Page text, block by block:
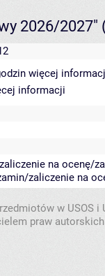
2026/2027"
więcej
informacji
na ocenę/
zaliczenie na
w USOS
praw